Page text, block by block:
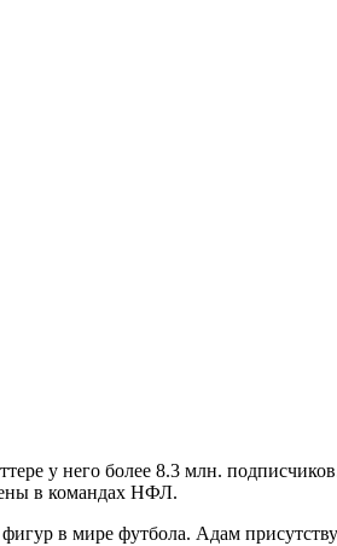
у него более 8.3 млн.
в командах НФЛ.
в мире футбола. Адам